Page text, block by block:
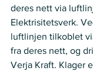
deres nett via
Elektrisitetsverk.
luftlinjen tilkoblet
fra deres nett, og
Verja Kraft. Klager